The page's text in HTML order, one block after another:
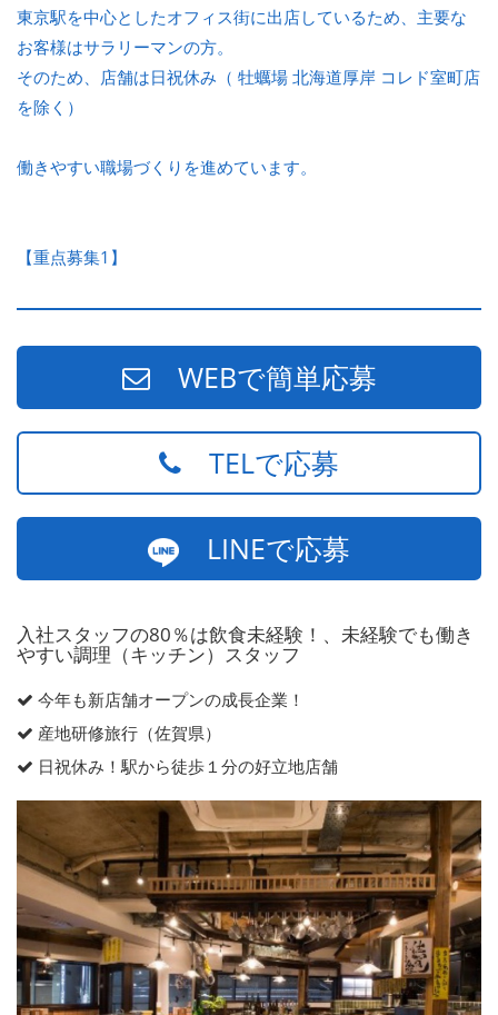
東京駅を中心としたオフィス街に出店しているため、主要な
お客様はサラリーマンの方。
そのため、店舗は日祝休み（ 牡蠣場 北海道厚岸 コレド室町店
を除く）
働きやすい職場づくりを進めています。
【重点募集1】
WEBで簡単応募
TELで応募
LINEで応募
入社スタッフの80％は飲食未経験！、未経験でも働き
やすい調理（キッチン）スタッフ
今年も新店舗オープンの成長企業！
産地研修旅行（佐賀県）
日祝休み！駅から徒歩１分の好立地店舗